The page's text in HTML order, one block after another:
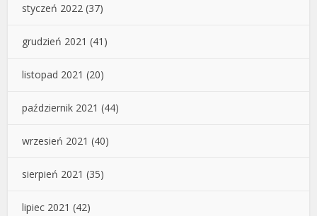
styczeń 2022 (37)
grudzień 2021 (41)
listopad 2021 (20)
październik 2021 (44)
wrzesień 2021 (40)
sierpień 2021 (35)
lipiec 2021 (42)